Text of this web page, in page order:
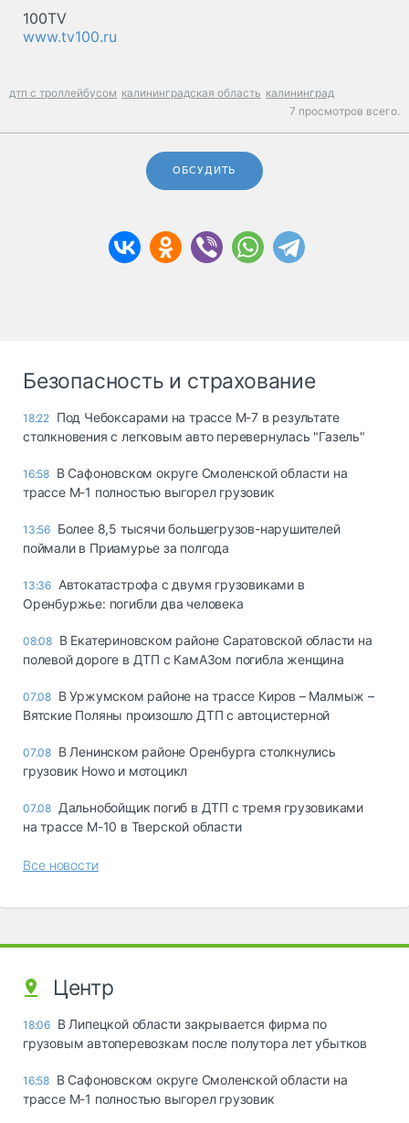
100TV
www.tv100.ru
дтп с троллейбусом калининградская область калининград
7 просмотров всего.
ОБСУДИТЬ
Безопасность и страхование
18:22 Под Чебоксарами на трассе М-7 в результате
столкновения с легковым авто перевернулась "Газель"
16:58 В Сафоновском округе Смоленской области на
трассе М-1 полностью выгорел грузовик
13:56 Более 8,5 тысячи большегрузов-нарушителей
поймали в Приамурье за полгода
13:36 Автокатастрофа с двумя грузовиками в
Оренбуржье: погибли два человека
08:08 В Екатериновском районе Саратовской области на
полевой дороге в ДТП с КамАЗом погибла женщина
07.08 В Уржумском районе на трассе Киров – Малмыж –
Вятские Поляны произошло ДТП с автоцистерной
07.08 В Ленинском районе Оренбурга столкнулись
грузовик Howo и мотоцикл
07.08 Дальнобойщик погиб в ДТП с тремя грузовиками
на трассе М-10 в Тверской области
Все новости
Центр
18:06 В Липецкой области закрывается фирма по
грузовым автоперевозкам после полутора лет убытков
16:58 В Сафоновском округе Смоленской области на
трассе М-1 полностью выгорел грузовик